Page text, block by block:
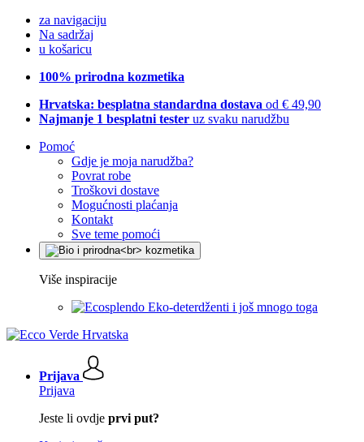
za navigaciju
Na sadržaj
u košaricu
100% prirodna kozmetika
Hrvatska: besplatna standardna dostava od € 49,90
Najmanje 1 besplatni tester uz svaku narudžbu
Pomoć
Gdje je moja narudžba?
Povrat robe
Troškovi dostave
Mogućnosti plaćanja
Kontakt
Sve teme pomoći
Više inspiracije
Eko-deterdženti i još mnogo toga
Prijava
Prijava
Jeste li ovdje prvi put?